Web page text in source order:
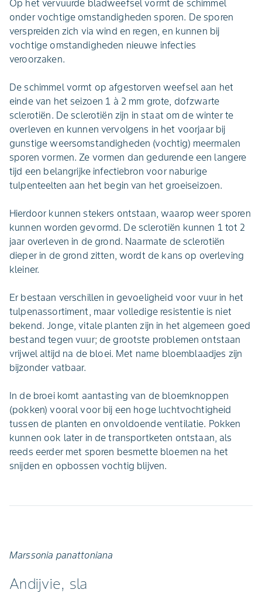
Op het vervuurde bladweefsel vormt de schimmel
onder vochtige omstandigheden sporen. De sporen
verspreiden zich via wind en regen, en kunnen bij
vochtige omstandigheden nieuwe infecties
veroorzaken.
De schimmel vormt op afgestorven weefsel aan het
einde van het seizoen 1 à 2 mm grote, dofzwarte
sclerotiën. De sclerotiën zijn in staat om de winter te
overleven en kunnen vervolgens in het voorjaar bij
gunstige weersomstandigheden (vochtig) meermalen
sporen vormen. Ze vormen dan gedurende een langere
tijd een belangrijke infectiebron voor naburige
tulpenteelten aan het begin van het groeiseizoen.
Hierdoor kunnen stekers ontstaan, waarop weer sporen
kunnen worden gevormd. De sclerotiën kunnen 1 tot 2
jaar overleven in de grond. Naarmate de sclerotiën
dieper in de grond zitten, wordt de kans op overleving
kleiner.
Er bestaan verschillen in gevoeligheid voor vuur in het
tulpenassortiment, maar volledige resistentie is niet
bekend. Jonge, vitale planten zijn in het algemeen goed
bestand tegen vuur; de grootste problemen ontstaan
vrijwel altijd na de bloei. Met name bloemblaadjes zijn
bijzonder vatbaar.
In de broei komt aantasting van de bloemknoppen
(pokken) vooral voor bij een hoge luchtvochtigheid
tussen de planten en onvoldoende ventilatie. Pokken
kunnen ook later in de transportketen ontstaan, als
reeds eerder met sporen besmette bloemen na het
snijden en opbossen vochtig blijven.
Marssonia panattoniana
Andijvie, sla